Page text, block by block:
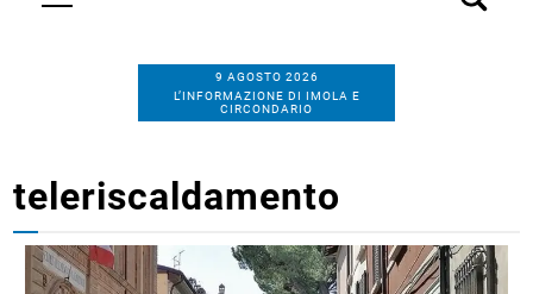
9 AGOSTO 2026
L’INFORMAZIONE DI IMOLA E
CIRCONDARIO
teleriscaldamento